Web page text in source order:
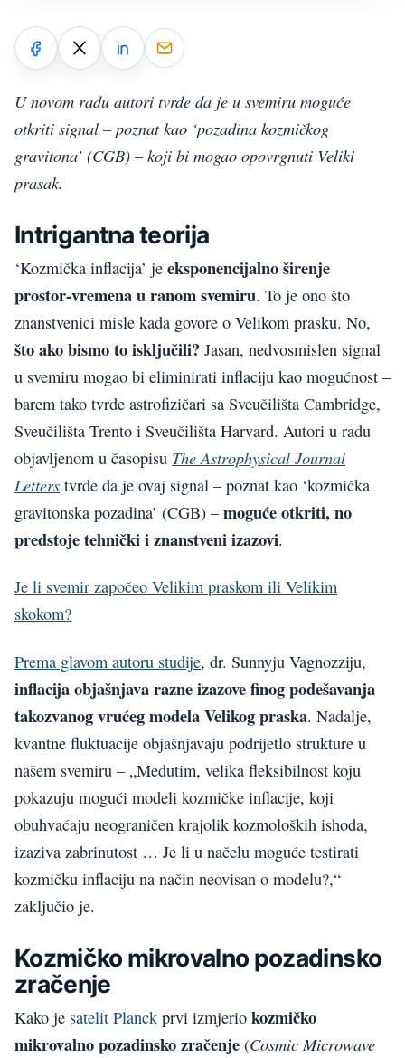
U novom radu autori tvrde da je u svemiru moguće
otkriti signal – poznat kao ‘pozadina kozmičkog
gravitona’ (CGB) – koji bi mogao opovrgnuti Veliki
prasak.
Intrigantna teorija
‘Kozmička inflacija’ je eksponencijalno širenje
prostor-vremena u ranom svemiru. To je ono što
znanstvenici misle kada govore o Velikom prasku. No,
što ako bismo to isključili? Jasan, nedvosmislen signal
u svemiru mogao bi eliminirati inflaciju kao mogućnost –
barem tako tvrde astrofizičari sa Sveučilišta Cambridge,
Sveučilišta Trento i Sveučilišta Harvard. Autori u radu
objavljenom u časopisu The Astrophysical Journal
Letters tvrde da je ovaj signal – poznat kao ‘kozmička
gravitonska pozadina’ (CGB) –moguće otkriti, no
predstoje tehnički i znanstveni izazovi.
Je li svemir započeo Velikim praskom ili Velikim
skokom?
Prema glavom autoru studije, dr. Sunnyju Vagnozziju,
inflacija objašnjava razne izazove finog podešavanja
takozvanog vrućeg modela Velikog praska. Nadalje,
kvantne fluktuacije objašnjavaju podrijetlo strukture u
našem svemiru – „Međutim, velika fleksibilnost koju
pokazuju mogući modeli kozmičke inflacije, koji
obuhvaćaju neograničen krajolik kozmoloških ishoda,
izaziva zabrinutost … Je li u načelu moguće testirati
kozmičku inflaciju na način neovisan o modelu?,“
zaključio je.
Kozmičko mikrovalno pozadinsko
zračenje
Kako je satelit Planck prvi izmjerio kozmičko
mikrovalno pozadinsko zračenje (Cosmic Microwave